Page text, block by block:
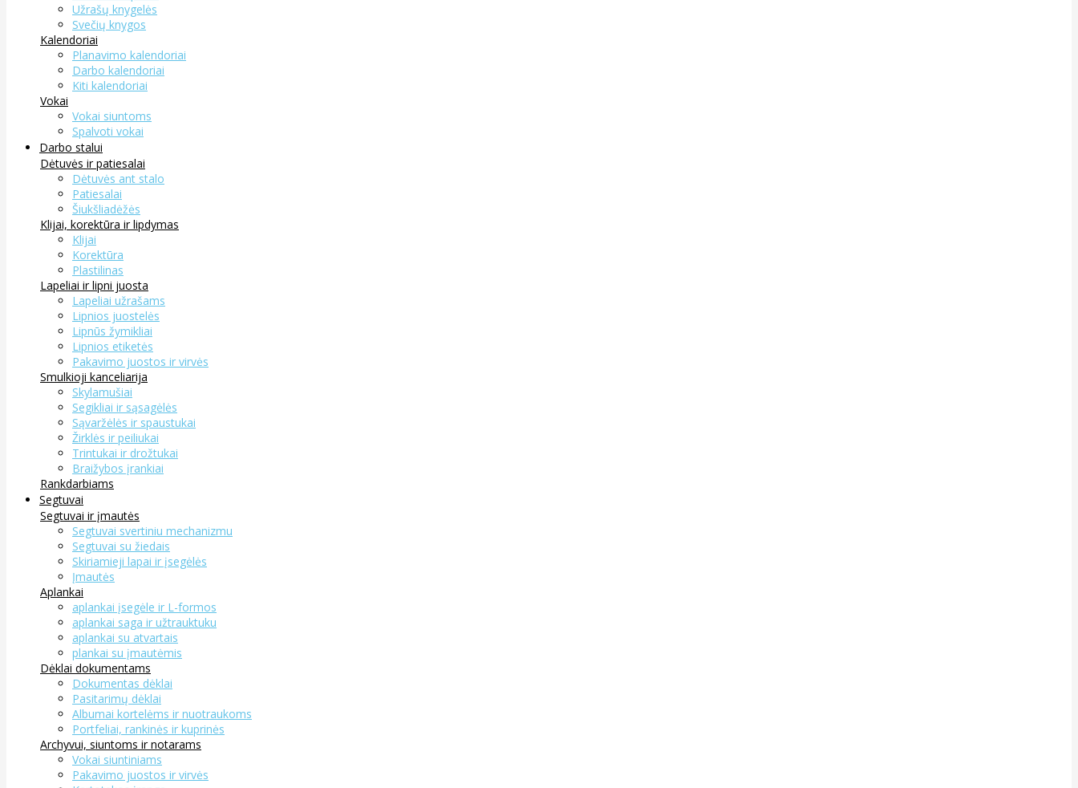
Užrašų knygelės
Svečių knygos
Kalendoriai
Planavimo kalendoriai
Darbo kalendoriai
Kiti kalendoriai
Vokai
Vokai siuntoms
Spalvoti vokai
Darbo stalui
Dėtuvės ir patiesalai
Dėtuvės ant stalo
Patiesalai
Šiukšliadėžės
Klijai, korektūra ir lipdymas
Klijai
Korektūra
Plastilinas
Lapeliai ir lipni juosta
Lapeliai užrašams
Lipnios juostelės
Lipnūs žymikliai
Lipnios etiketės
Pakavimo juostos ir virvės
Smulkioji kanceliarija
Skylamušiai
Segikliai ir sąsagėlės
Sąvaržėlės ir spaustukai
Žirklės ir peiliukai
Trintukai ir drožtukai
Braižybos įrankiai
Rankdarbiams
Segtuvai
Segtuvai ir įmautės
Segtuvai svertiniu mechanizmu
Segtuvai su žiedais
Skiriamieji lapai ir įsegėlės
Įmautės
Aplankai
aplankai įsegėle ir L-formos
aplankai saga ir užtrauktuku
aplankai su atvartais
plankai su įmautėmis
Dėklai dokumentams
Dokumentas dėklai
Pasitarimų dėklai
Albumai kortelėms ir nuotraukoms
Portfeliai, rankinės ir kuprinės
Archyvui, siuntoms ir notarams
Vokai siuntiniams
Pakavimo juostos ir virvės